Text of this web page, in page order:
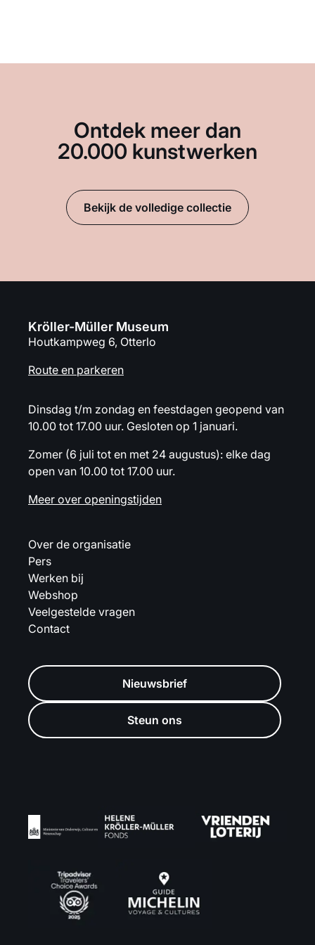
Ontdek meer dan
20.000 kunstwerken
Bekijk de volledige collectie
Kröller-Müller Museum
Houtkampweg 6, Otterlo
Route en parkeren
Dinsdag t/m zondag en feestdagen geopend van
10.00 tot 17.00 uur. Gesloten op 1 januari.
Zomer (6 juli tot en met 24 augustus): elke dag
open van 10.00 tot 17.00 uur.
Meer over openingstijden
Over de organisatie
Pers
Werken bij
Webshop
Veelgestelde vragen
Contact
Nieuwsbrief
Steun ons